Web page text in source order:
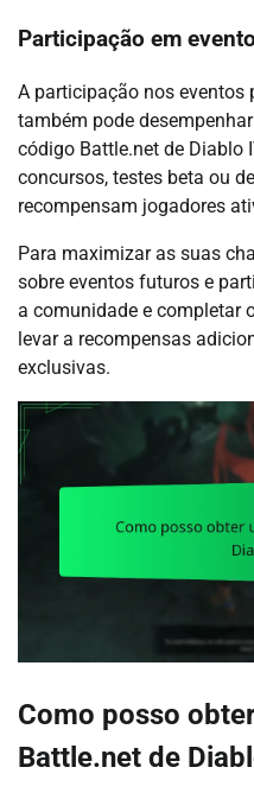
Participação em
A participação nos eventos
também pode
código Battle.net de Diablo
concursos, testes beta ou
recompensam jogadores
Para maximizar as suas
sobre eventos futuros e
a comunidade e completar
levar a recompensas
exclusivas.
Como posso
Battle.net de